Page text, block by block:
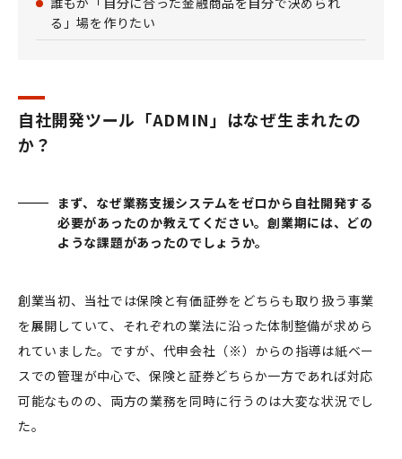
る」場を作りたい
自社開発ツール「ADMIN」はなぜ生まれたの
か？
まず、なぜ業務支援システムをゼロから自社開発する
必要があったのか教えてください。創業期には、どの
ような課題があったのでしょうか。
創業当初、当社では保険と有価証券をどちらも取り扱う事業
を展開していて、それぞれの業法に沿った体制整備が求めら
れていました。ですが、代申会社（※）からの指導は紙ベー
スでの管理が中心で、保険と証券どちらか一方であれば対応
可能なものの、両方の業務を同時に行うのは大変な状況でし
た。